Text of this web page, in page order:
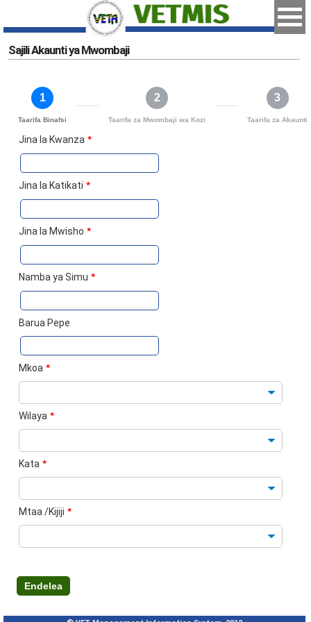
Sajili Akaunti ya Mwombaji
1
Taarifa Binafsi
2
Taarifa za Mwombaji wa Kozi
3
Taarifa za Akaunti
Jina la Kwanza *
Jina la Katikati *
Jina la Mwisho *
Namba ya Simu *
Barua Pepe
Mkoa *
Wilaya *
Kata *
Mtaa /Kijiji *